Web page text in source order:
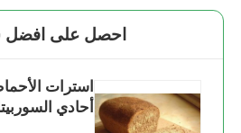
احصل على
استرات
أحادي